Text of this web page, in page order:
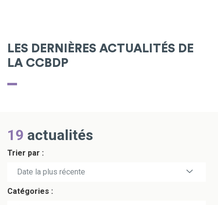
LES DERNIÈRES ACTUALITÉS DE
LA CCBDP
19 actualités
Trier par :
Date la plus récente
Date la plus ancienne
Catégories :